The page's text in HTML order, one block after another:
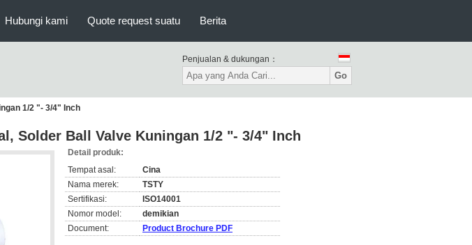
Hubungi kami Quote request suatu Berita
Penjualan & dukungan：
Go
1/2 "- 3/4" Inch
Solder Ball Valve Kuningan 1/2 "- 3/4" Inch
Detail produk:
Tempat asal:
Cina
Nama merek:
TSTY
Sertifikasi:
ISO14001
Nomor model:
demikian
Document:
Product Brochure PDF